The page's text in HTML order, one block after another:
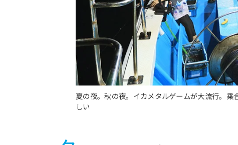
夏の夜。秋の夜。イカメタルゲームが大流行。
しい